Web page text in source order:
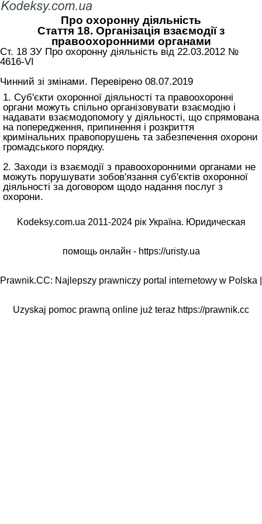
Про охоронну діяльність
Стаття 18. Організація взаємодії з
правоохоронними органами
Ст. 18 ЗУ Про охоронну діяльність від 22.03.2012 №
4616-VI
Чинний зі змінами. Перевірено 08.07.2019
1. Суб'єкти охоронної діяльності та правоохоронні
органи можуть спільно організовувати взаємодію і
надавати взаємодопомогу у діяльності, що спрямована
на попередження, припинення і розкриття
кримінальних правопорушень та забезпечення охорони
громадського порядку.
2. Заходи із взаємодії з правоохоронними органами не
можуть порушувати зобов'язання суб'єктів охоронної
діяльності за договором щодо надання послуг з
охорони.
Kodeksy.com.ua 2011-2024 рік Україна. Юридическая
помощь онлайн - https://uristy.ua
Prawnik.CC: Najlepszy prawniczy portal internetowy w Polska |
Uzyskaj pomoc prawną online już teraz https://prawnik.cc